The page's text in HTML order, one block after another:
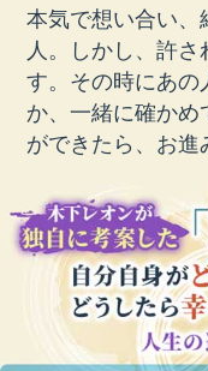
本気で想い合い、
人。しかし、許さ
す。その時にあの
か、一緒に確か
ができたら、お進